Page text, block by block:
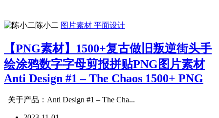
陈小二 图片素材 平面设计
【PNG素材】1500+复古做旧叛逆街头手
绘涂鸦数字字母剪报拼贴PNG图片素材
Anti Design #1 – The Chaos 1500+ PNG
关于产品：Anti Design #1 – The Cha...